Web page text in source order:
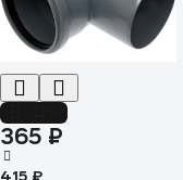
365 ₽
415 ₽